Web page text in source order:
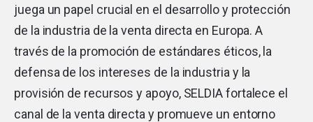
juega un papel crucial en el desarrollo y protección
de la industria de la venta directa en Europa. A
través de la promoción de estándares éticos, la
defensa de los intereses de la industria y la
provisión de recursos y apoyo, SELDIA fortalece el
canal de la venta directa y promueve un entorno